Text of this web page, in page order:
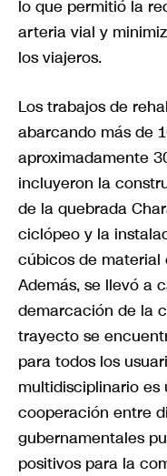
lo que permitió la
arteria vial y
los viajeros.
Los trabajos de
abarcando más de
aproximadamente
incluyeron la
de la quebrada
ciclópeo y la
cúbicos de material
Además, se llevó a
demarcación de la
trayecto se
para todos los
multidisciplinario
cooperación entre
gubernamentales
positivos para la